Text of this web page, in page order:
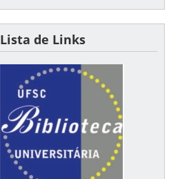
Lista de Links